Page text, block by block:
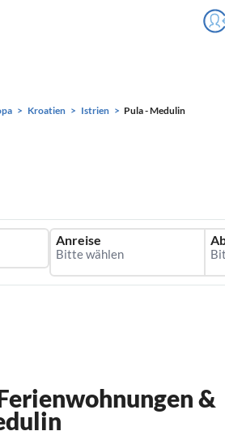
Kroatien Istrien Pula - Medulin
Anreise
&